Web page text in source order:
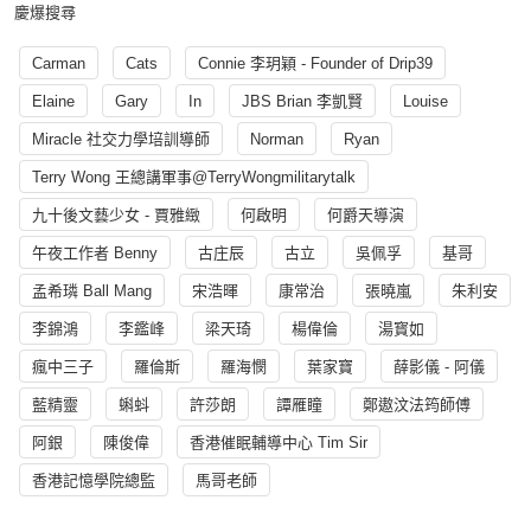
慶爆搜尋
Carman Cats Connie 李玥穎 - Founder of Drip39
Elaine Gary In JBS Brian 李凱賢 Louise
Miracle 社交力學培訓導師 Norman Ryan
Terry Wong 王總講軍事@TerryWongmilitarytalk
九十後文藝少女 - 賈雅緻 何啟明 何爵天導演
午夜工作者 Benny 古庄辰 古立 吳佩孚 基哥
孟希璘 Ball Mang 宋浩暉 康常治 張曉嵐 朱利安
李錦鴻 李鑑峰 梁天琦 楊偉倫 湯寳如
瘋中三子 羅倫斯 羅海憫 葉家寶 薛影儀 - 阿儀
藍精靈 蝌蚪 許莎朗 譚雁瞳 鄭遨汶法筠師傅
阿銀 陳俊偉 香港催眠輔導中心 Tim Sir
香港記憶學院總監 馬哥老師